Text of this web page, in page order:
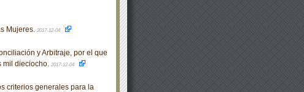
Mujeres. 2017-12-04
y Arbitraje, por el que
mil dieciocho. 2017-12-04
criterios generales para la